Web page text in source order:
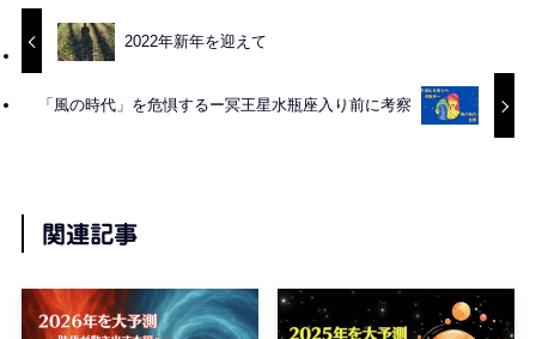
2022年新年を迎えて
「風の時代」を危惧するー冥王星水瓶座入り前に考察
関連記事